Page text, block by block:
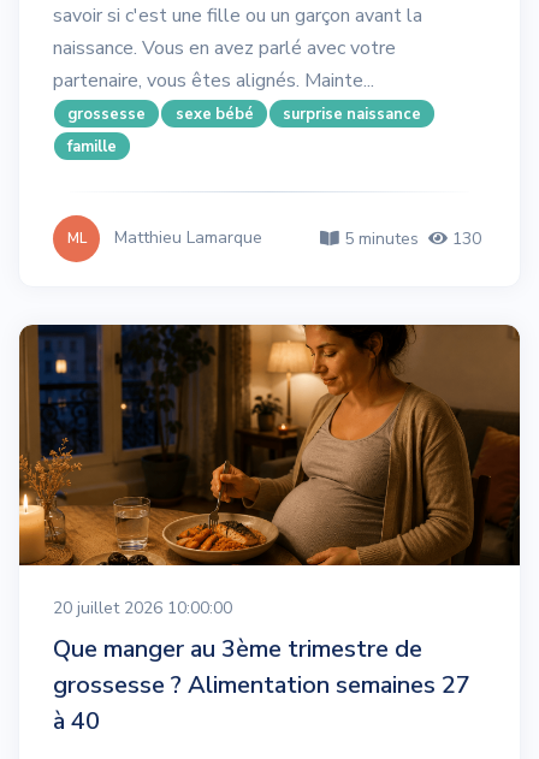
savoir si c'est une fille ou un garçon avant la
naissance. Vous en avez parlé avec votre
partenaire, vous êtes alignés. Mainte...
grossesse sexe bébé
surprise naissance
famille
ML Matthieu Lamarque 5 minutes 130
20 juillet 2026 10:00:00
Que manger au 3ème trimestre de
grossesse ? Alimentation semaines 27
à 40